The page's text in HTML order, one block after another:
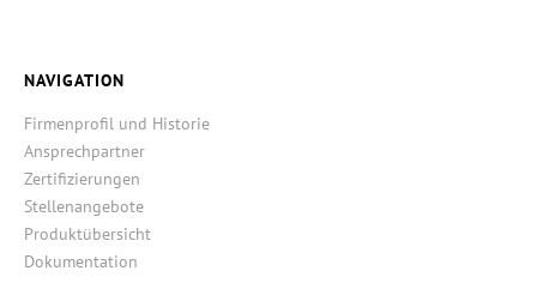
NAVIGATION
Firmenprofil und Historie
Ansprechpartner
Zertifizierungen
Stellenangebote
Produktübersicht
Dokumentation